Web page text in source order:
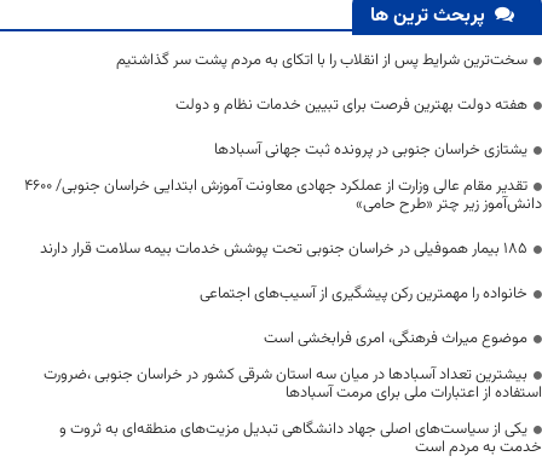
پربحث ترین ها
سخت‌ترین شرایط پس از انقلاب را با اتکای به مردم پشت سر گذاشتیم
هفته دولت بهترین فرصت برای تبیین خدمات نظام و دولت
یشتازی خراسان جنوبی در پرونده ثبت جهانی آسبادها
تقدیر مقام عالی وزارت از عملکرد جهادی معاونت آموزش ابتدایی خراسان جنوبی/ ۴۶۰۰
دانش‌آموز زیر چتر «طرح حامی»
۱۸۵ بیمار هموفیلی در خراسان جنوبی تحت پوشش خدمات بیمه سلامت قرار دارند
خانواده را مهمترین رکن پیشگیری از آسیب‌های اجتماعی
موضوع میراث فرهنگی، امری فرابخشی است
بیشترین تعداد آسبادها در میان سه استان شرقی کشور در خراسان جنوبی ،ضرورت
استفاده از اعتبارات ملی برای مرمت آسبادها
یکی از سیاست‌های اصلی جهاد دانشگاهی تبدیل مزیت‌های منطقه‌ای به ثروت و
خدمت به مردم است